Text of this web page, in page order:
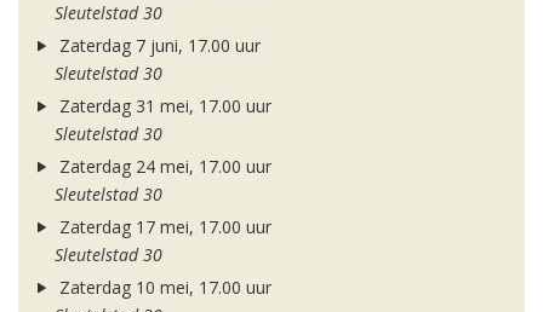
Sleutelstad 30
Zaterdag 7 juni, 17.00 uur
Sleutelstad 30
Zaterdag 31 mei, 17.00 uur
Sleutelstad 30
Zaterdag 24 mei, 17.00 uur
Sleutelstad 30
Zaterdag 17 mei, 17.00 uur
Sleutelstad 30
Zaterdag 10 mei, 17.00 uur